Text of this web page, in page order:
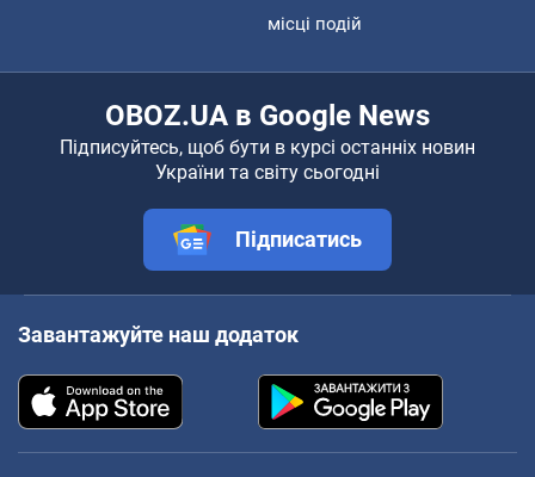
місці подій
OBOZ.UA в Google News
Підписуйтесь, щоб бути в курсі останніх новин
України та світу сьогодні
Підписатись
Завантажуйте наш додаток